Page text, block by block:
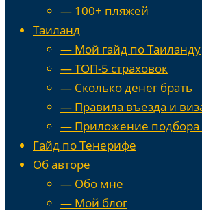
— 100+ пляжей
Таиланд
— Мой гайд по Таиланду
— ТОП-5 страховок
— Сколько денег брать
— Правила въезда и
— Приложение подбора
Гайд по Тенерифе
Об авторе
— Обо мне
— Мой блог